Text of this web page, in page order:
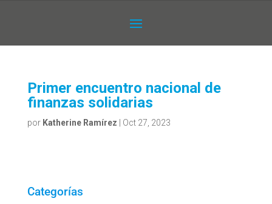
Primer encuentro nacional de
finanzas solidarias
por Katherine Ramírez Oct 27, 2023
Categorías